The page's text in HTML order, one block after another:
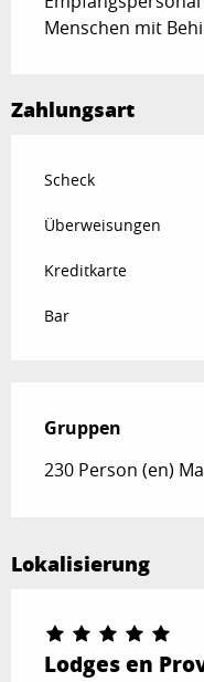
Menschen mit
Zahlungsart
Scheck
Überweisungen
Kreditkarte
Bar
Gruppen
Gruppen
230 Person (en)
Lokalisierung
Lodges en